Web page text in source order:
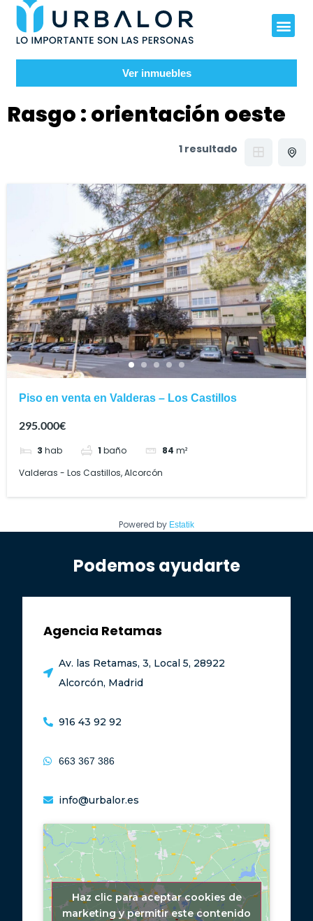
Ver inmuebles
Rasgo :orientación oeste
1 resultado
Piso en venta en Valderas – Los Castillos
295.000€
3 hab 1 baño 84 m²
Valderas - Los Castillos, Alcorcón
Powered by Estatik
Podemos ayudarte
Agencia Retamas
Av. las Retamas, 3, Local 5, 28922
Alcorcón, Madrid
916 43 92 92
663 367 386
info@urbalor.es
Haz clic para aceptar cookies de
marketing y permitir este contenido